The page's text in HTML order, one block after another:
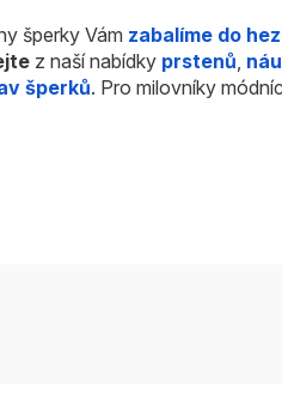
šperky Vám zabalíme do
z naší nabídky prstenů,
šperků. Pro milovníky